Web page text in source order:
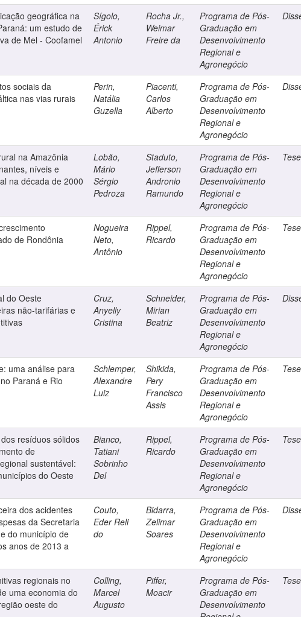
geográfica na
um estudo de
de Mel - Coofamel
Sígolo,
Érick
Antonio
Rocha Jr.,
Weimar
Freire da
Programa de Pós-
Graduação em
Desenvolvimento
Regional e
Agronegócio
sociais da
nas vias rurais
Perin,
Natália
Guzella
Piacenti,
Carlos
Alberto
Programa de Pós-
Graduação em
Desenvolvimento
Regional e
Agronegócio
na Amazônia
níveis e
na década de 2000
Lobão,
Mário
Sérgio
Pedroza
Staduto,
Jefferson
Andronio
Ramundo
Programa de Pós-
Graduação em
Desenvolvimento
Regional e
Agronegócio
Tese
de Rondônia
Nogueira
Neto,
Antônio
Rippel,
Ricardo
Programa de Pós-
Graduação em
Desenvolvimento
Regional e
Agronegócio
Tese
do Oeste
não-tarifárias e
Cruz,
Anyelly
Cristina
Schneider,
Mirian
Beatriz
Programa de Pós-
Graduação em
Desenvolvimento
Regional e
Agronegócio
uma análise para
Paraná e Rio
Schlemper,
Alexandre
Luiz
Shikida,
Pery
Francisco
Assis
Programa de Pós-
Graduação em
Desenvolvimento
Regional e
Agronegócio
Tese
resíduos sólidos
de
sustentável:
do Oeste
Bianco,
Tatiani
Sobrinho
Del
Rippel,
Ricardo
Programa de Pós-
Graduação em
Desenvolvimento
Regional e
Agronegócio
Tese
dos acidentes
da Secretaria
do município de
anos de 2013 a
Couto,
Eder Reli
do
Bidarra,
Zelimar
Soares
Programa de Pós-
Graduação em
Desenvolvimento
Regional e
Agronegócio
regionais no
uma economia do
oeste do
Colling,
Marcel
Augusto
Piffer,
Moacir
Programa de Pós-
Graduação em
Desenvolvimento
Tese